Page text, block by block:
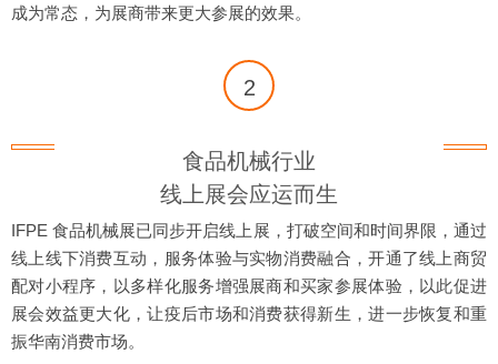
成为常态，为展商带来更大参展的效果。
2
食品机械行业
线上展会应运而生
IFPE 食品机械展已同步开启线上展，打破空间和时间界限，通过
线上线下消费互动，服务体验与实物消费融合，开通了线上商贸
配对小程序，以多样化服务增强展商和买家参展体验，以此促进
展会效益更大化，让疫后市场和消费获得新生，进一步恢复和重
振华南消费市场。